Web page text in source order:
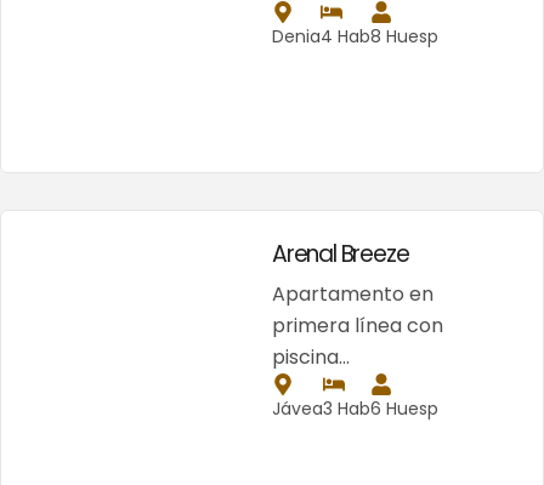
Denia4 Hab8 Huesp
Arenal Breeze
Apartamento en
primera línea con
piscina…
Jávea3 Hab6 Huesp